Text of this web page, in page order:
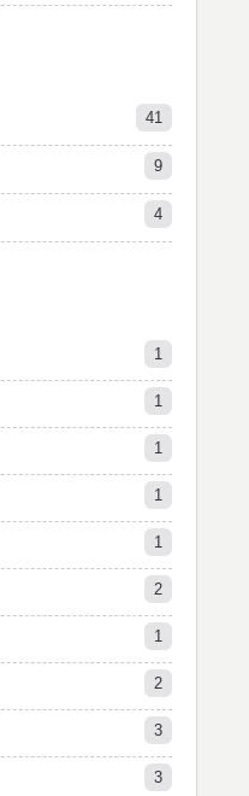
41
9
4
1
1
1
1
1
2
1
2
3
3